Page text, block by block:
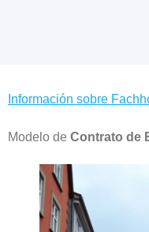
Información sobre
Modelo de Contrato de